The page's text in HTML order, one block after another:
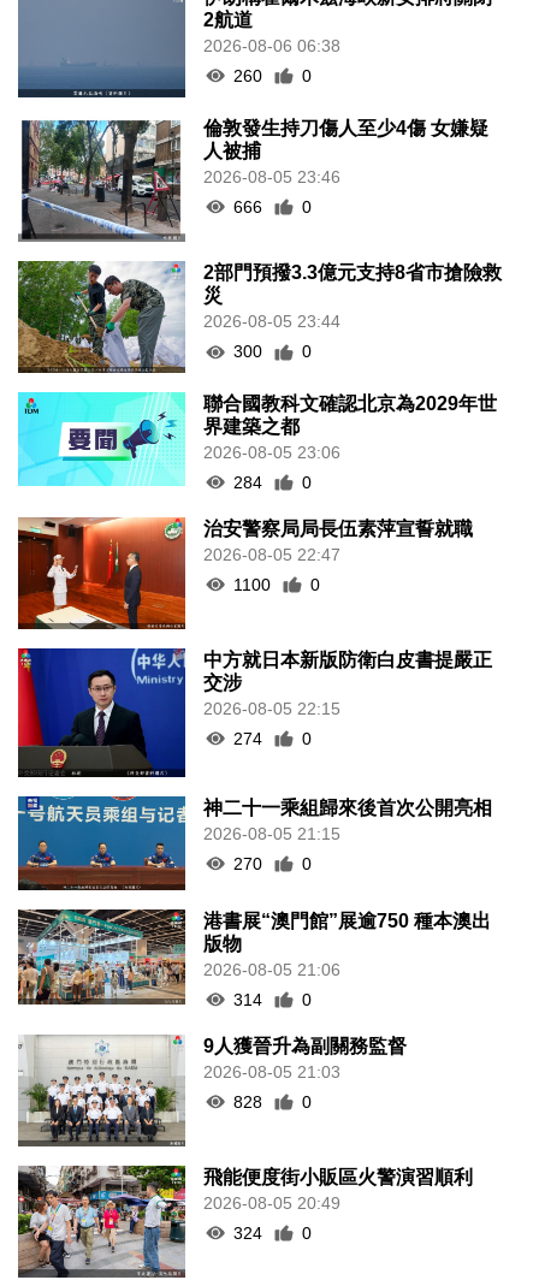
2航道
2026-08-06 06:38
260
0
倫敦發生持刀傷人至少4傷 女嫌疑
人被捕
2026-08-05 23:46
666
0
2部門預撥3.3億元支持8省市搶險救
災
2026-08-05 23:44
300
0
聯合國教科文確認北京為2029年世
界建築之都
2026-08-05 23:06
284
0
治安警察局局長伍素萍宣誓就職
2026-08-05 22:47
1100
0
中方就日本新版防衛白皮書提嚴正
交涉
2026-08-05 22:15
274
0
神二十一乘組歸來後首次公開亮相
2026-08-05 21:15
270
0
港書展“澳門館”展逾750 種本澳出
版物
2026-08-05 21:06
314
0
9人獲晉升為副關務監督
2026-08-05 21:03
828
0
飛能便度街小販區火警演習順利
2026-08-05 20:49
324
0